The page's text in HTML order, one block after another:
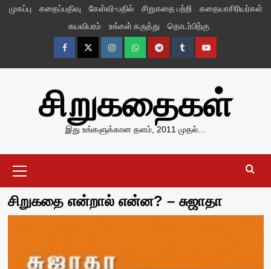
Skipமுகப்பு கதைப்பதிவு கேள்வி-பதில் சிறுகதை பற்றி
கதையாசிரியர்கள்
சுயவிபரம்
உங்கள் கருத்து தொடர்பிற்கு
FacebookTwitterInstagramWhatsappTelegramTumblrYouTube
சிறுகதைகள்
இது உங்களுக்கான தளம், 2011 முதல்…
Menu
சிறுகதை என்றால் என்ன? – சுஜாதா